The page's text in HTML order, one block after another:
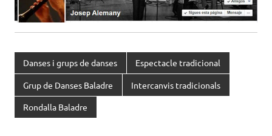
Danses i grups de danses Espectacle tradicional
Grup de Danses Baladre Intercanvis tradicionals
Rondalla Baladre